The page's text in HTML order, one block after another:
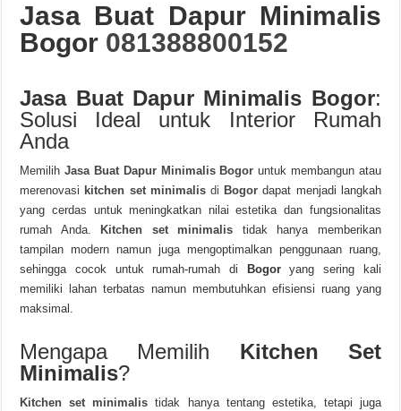
Jasa Buat Dapur Minimalis
Bogor 081388800152
Jasa Buat Dapur Minimalis Bogor:
Solusi Ideal untuk Interior Rumah
Anda
MemilihJasa Buat Dapur Minimalis Bogor untuk membangun atau
merenovasi kitchen set minimalisdi Bogor dapat menjadi langkah
yang cerdas untuk meningkatkan nilai estetika dan fungsionalitas
rumah Anda.
Kitchen set minimalis tidak hanya memberikan
tampilan modern namun juga mengoptimalkan penggunaan ruang,
sehingga cocok untuk rumah-rumah di
Bogoryang sering kali
memiliki lahan terbatas namun membutuhkan efisiensi ruang yang
maksimal.
Mengapa Memilih Kitchen Set
Minimalis?
Kitchen set minimalis tidak hanya tentang estetika, tetapi juga